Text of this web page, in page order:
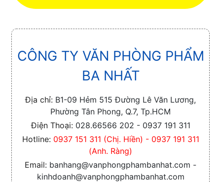
CÔNG TY VĂN PHÒNG PHẨM
BA NHẤT
Địa chỉ: B1-09 Hẻm 515 Đường Lê Văn Lương,
Phường Tân Phong, Q.7, Tp.HCM
Điện Thoại: 028.66566 202 - 0937 191 311
Hotline: 0937 151 311 (Chị. Hiền) - 0937 191 311
(Anh. Ràng)
Email: banhang@vanphongphambanhat.com -
kinhdoanh@vanphongphambanhat.com